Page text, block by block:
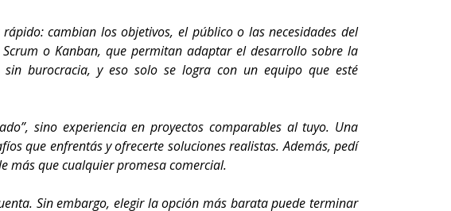
cambian los objetivos, el público o las necesidades del
o Kanban, que permitan adaptar el desarrollo sobre la
burocracia, y eso solo se logra con un equipo que esté
sino experiencia en proyectos comparables al tuyo. Una
que enfrentás y ofrecerte soluciones realistas. Además, pedí
más que cualquier promesa comercial.
Sin embargo, elegir la opción más barata puede terminar